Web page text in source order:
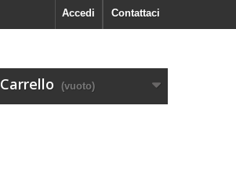
Contattaci
Accedi
Carrello (vuoto)